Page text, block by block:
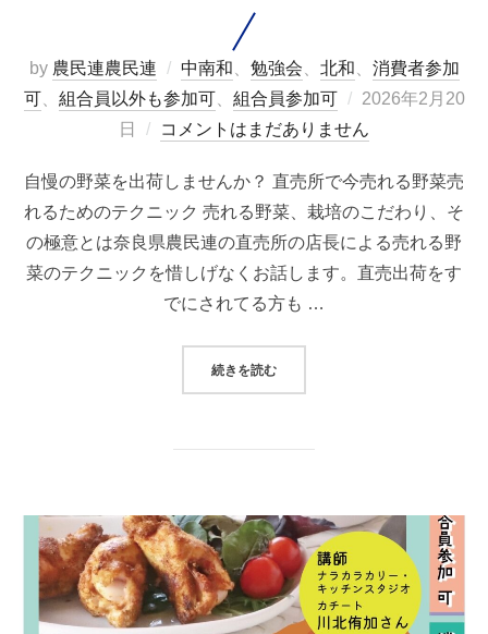
by 農民連農民連 中南和 勉強会 北和
消費者参加
可、 組合員以外も参加可、 組合員参加可
投
稿
2026年2月20
日
コメントはまだありません
自慢の野菜を出荷しませんか？ 直売所で今売れる野菜売
れるためのテクニック 売れる野菜、栽培のこだわり、そ
の極意とは奈良県農民連の直売所の店長による売れる野
菜のテクニックを惜しげなくお話します。直売出荷をす
でにされてる方も …
続きを読む“直売所で今売れる野菜売れるため